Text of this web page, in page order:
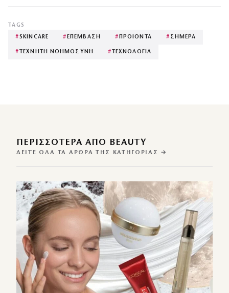
TAGS
#SKINCARE #ΕΠΕΜΒΑΣΗ #ΠΡΟΙΟΝΤΑ # ΣΗΜΕΡΑ
# ΤΕΧΝΗΤΗ ΝΟΗΜΟΣΥΝΗ # ΤΕΧΝΟΛΟΓΙΑ
ΠΕΡΙΣΣΌΤΕΡΑ ΑΠΌ BEAUTY
ΔΕΊΤΕ ΌΛΑ ΤΑ ΆΡΘΡΑ ΤΗΣ ΚΑΤΗΓΟΡΊΑΣ →